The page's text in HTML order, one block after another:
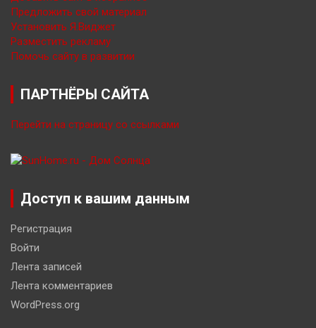
Предложить свой материал
Установить Я.Виджет
Разместить рекламу
Помочь сайту в развитии
ПАРТНЁРЫ САЙТА
Перейти на страницу со ссылками
Доступ к вашим данным
Регистрация
Войти
Лента записей
Лента комментариев
WordPress.org